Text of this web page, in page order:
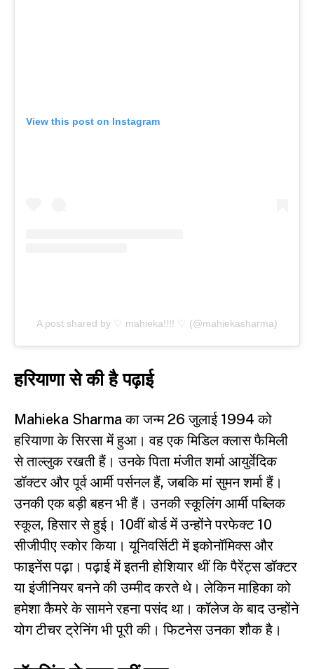
View this post on Instagram
A post shared by ♡ mahieka!!!! ♡ (@mahiekasharma)
हरियाणा से की है पढ़ाई
Mahieka Sharma का जन्म 26 जुलाई 1994 को
हरियाणा के सिरसा में हुआ। वह एक मिडिल क्लास फैमिली
से ताल्लुक रखती हैं। उनके पिता मंजीत शर्मा आयुर्वेदिक
डॉक्टर और पूर्व आर्मी पर्सनल हैं, जबकि मां सुमन शर्मा हैं।
उनकी एक बड़ी बहन भी हैं। उनकी स्कूलिंग आर्मी पब्लिक
स्कूल, हिसार से हुई। 10वीं बोर्ड में उन्होंने परफेक्ट 10
सीजीपीए स्कोर किया। यूनिवर्सिटी में इकोनॉमिक्स और
फाइनेंस पढ़ा। पढ़ाई में इतनी होशियार थीं कि पैरेंट्स डॉक्टर
या इंजीनियर बनने की उम्मीद करते थे। लेकिन माहिका को
हमेशा कैमरे के सामने रहना पसंद था। कॉलेज के बाद उन्होंने
योग टीचर ट्रेनिंग भी पूरी की। फिटनेस उनका शौक है।